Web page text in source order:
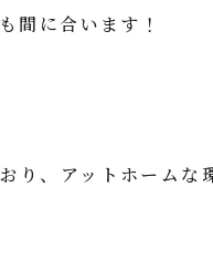
間に合います！
、アットホームな